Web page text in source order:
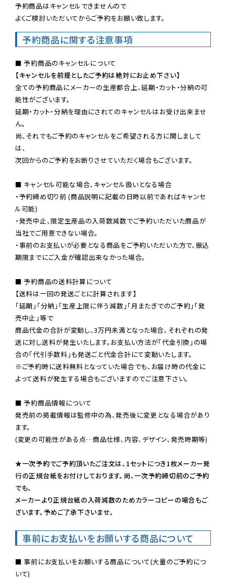
予約商品はキャンセルできませんので
よくご検討いただいてからご予約をお願い致します。
予約商品に関する注意事項
【キャンセルを前提としたご予約は絶対にお止め下さい】
全ての予約商品にメーカーの生産都合上、延期・カット・分納の可
能性がございます。
延期・カット・分納を理由にされてのキャンセルはお受け出来ませ
ん。
尚、それでもご予約のキャンセルをご希望される方に関しまして
は、
次回からのご予約をお断りさせていただく場合もございます。
■ キャンセル可能な場合、キャンセル扱いとなる場合
・予約締め切り前 (商品説明に記載の日時以前であればキャンセ
ル可能)
・発売中止、限定生産品の入荷数減数でご予約いただいた商品が
当社でご用意できない場合。
・事前のお支払いが必要となる商品をご予約いただいた方で、振込
期限までにご入金が確認出来なかった場合。
■ 予約商品の送料計算について
【送料は一回の発送ごとに計算されます】
「延期」「分納」「生産上限に伴う減数」「月またぎでのご予約」「発
売中止」等で
商品代金の合計が変動し、3万円未満となった場合、それぞれの発
送に対し送料が発生いたします。お支払い方法が「代金引換」の場
※ご予約時に送料無料となっていた場合でも、お届け時の代金に
よって送料が発生する場合もございますのでご注意下さい。
■ 予約商品情報について
発売前の掲載情報は監修中の為、発売後に変更となる場合があり
ます。
(変更の可能性がある点…商品仕様、内容、デザイン、発売時期等)
★一次予約でご予約頂いたご注文は、1セットにつき1枚メーカー発
行の正規台紙をお付けしております。尚、一次予約締切前のご予約
でも、
メーカーより正規台紙の入荷減数のためカラーコピーの場合もご
ざいます。予めご了承下さいませ。
事前にお支払いをお願いする商品について
■ 事前にお支払いをお願いする商品について(大量のご予約につ
いて)